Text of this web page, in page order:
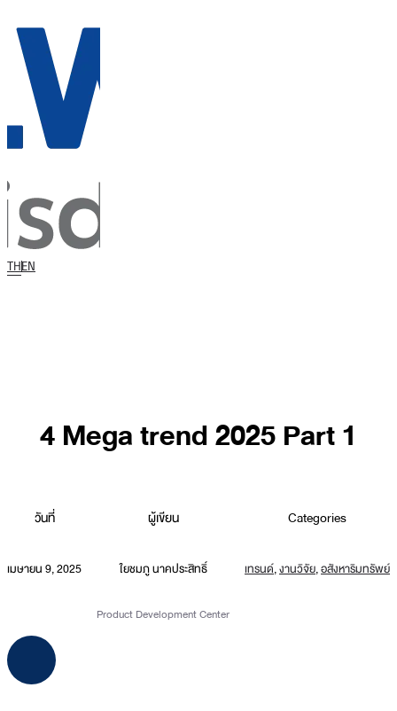
THEN
4 Mega trend 2025 Part 1
วันที่
เมษายน 9, 2025
ผู้เขียน
ใยชมภู นาคประสิทธิ์
Product Development Center
Categories
เทรนด์,งานวิจัย,อสังหาริมทรัพย์